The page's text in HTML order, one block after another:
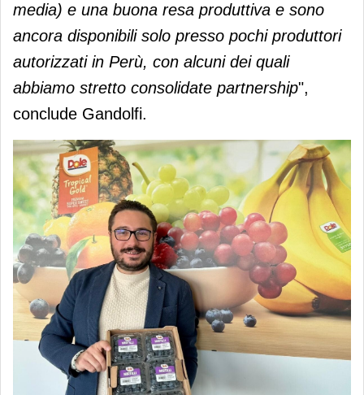
media) e una buona resa produttiva e sono
ancora disponibili solo presso pochi produttori
autorizzati in Perù, con alcuni dei quali
abbiamo stretto consolidate partnership",
conclude Gandolfi.